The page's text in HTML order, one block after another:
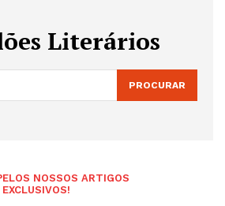
Literários
PROCURAR
NOSSOS ARTIGOS
EXCLUSIVOS!